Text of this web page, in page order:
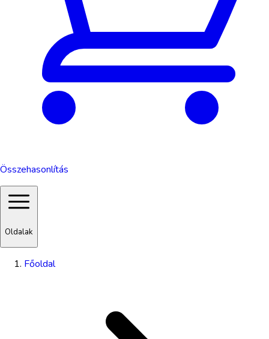
Összehasonlítás
Oldalak
Főoldal